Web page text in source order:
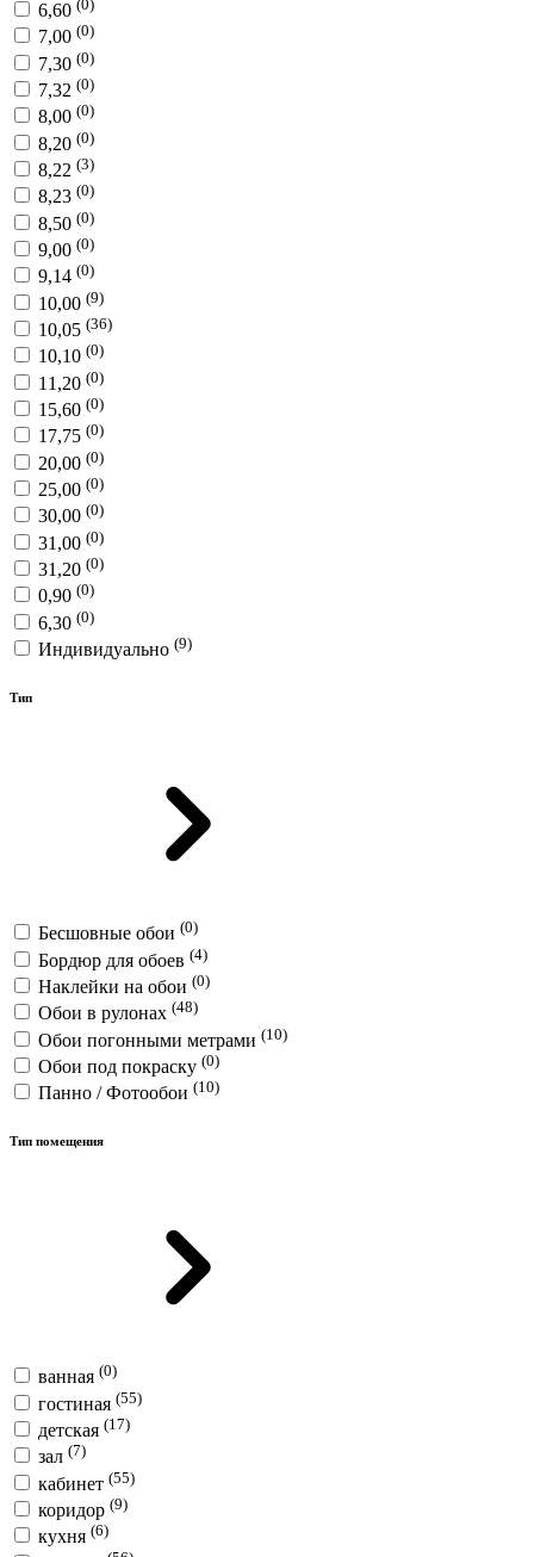
6,60 (0)
7,00 (0)
7,30 (0)
7,32 (0)
8,00 (0)
8,20 (0)
8,22 (3)
8,23 (0)
8,50 (0)
9,00 (0)
9,14 (0)
10,00 (9)
10,05 (36)
10,10 (0)
11,20 (0)
15,60 (0)
17,75 (0)
20,00 (0)
25,00 (0)
30,00 (0)
31,00 (0)
31,20 (0)
0,90 (0)
6,30 (0)
Индивидуально (9)
Тип
Бесшовные обои (0)
Бордюр для обоев (4)
Наклейки на обои (0)
Обои в рулонах (48)
Обои погонными метрами (10)
Обои под покраску (0)
Панно / Фотообои (10)
Тип помещения
ванная (0)
гостиная (55)
детская (17)
зал (7)
кабинет (55)
коридор (9)
кухня (6)